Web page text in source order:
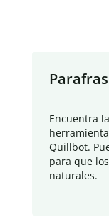
Encuentra
Quillbot.
para que
naturales.